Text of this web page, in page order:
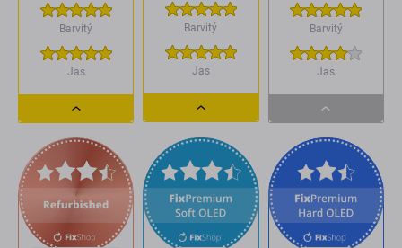
Barvitý
Jas
Dropdown
button
Barvitý
Jas
Dropdown
button
Barvitý
Jas
Dropdown
button